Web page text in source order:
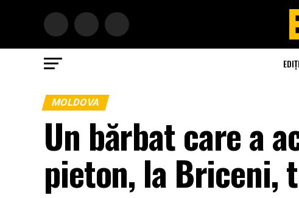
MOLDOVA
Un bărbat care a
pieton, la Briceni,